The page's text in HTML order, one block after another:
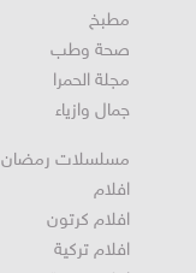
مطبخ
صحة وطب
مجلة الحمرا
جمال وازياء
مسلسلات رمضان 2017
افلام
افلام كرتون
افلام تركية